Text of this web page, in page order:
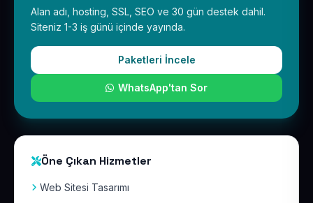
Alan adı, hosting, SSL, SEO ve 30 gün destek dahil.
Siteniz 1-3 iş günü içinde yayında.
Paketleri İncele
WhatsApp'tan Sor
Öne Çıkan Hizmetler
Web Sitesi Tasarımı